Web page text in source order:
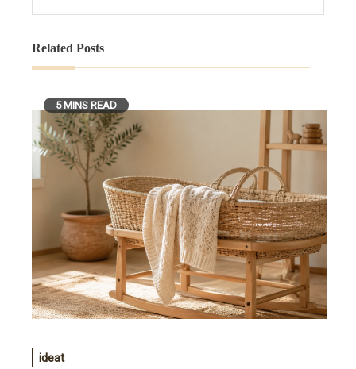
Related Posts
5 MINS READ
ideat